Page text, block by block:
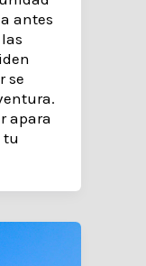
antes
se
apara
tu